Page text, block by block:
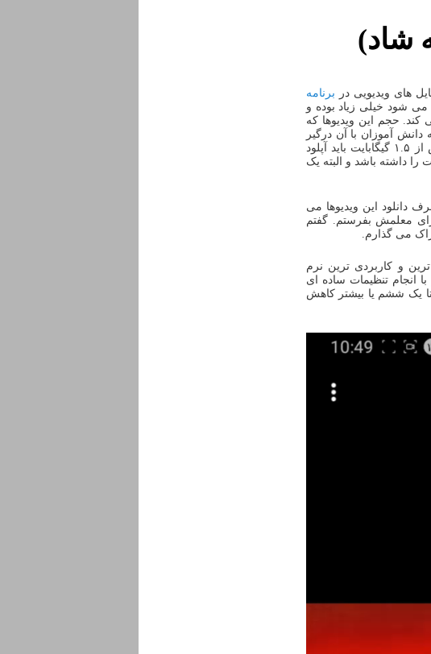
شاد)
های ویدیویی در برنامه
شود خیلی زیاد بوده و
یا بیشتر تولید می کند. حجم این ویدیوها که
آموزان با آن درگیر
هستند. در نظر بگیرید اگر معلمی روزانه تنها ۶۰ دقیقه ویدیو تهیه کند بیش از ۱.۵ گیگابایت باید آپلود
را داشته باشد و البته یک
این ویدیوها می
معلمش بفرستم. گفتم
می گذارم.
و کاربردی ترین نرم
انجام تنظیمات ساده ای
تا یک ششم یا بیشتر کاهش